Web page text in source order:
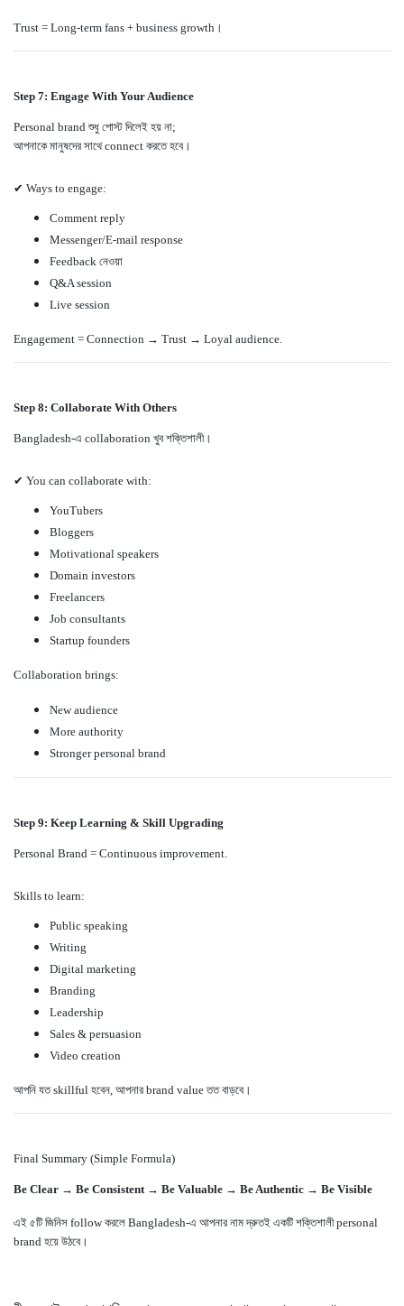
Trust = Long-term fans + business growth।
Step 7: Engage With Your Audience
Personal brand শুধু পোস্ট দিলেই হয় না;
আপনাকে মানুষদের সাথে connect করতে হবে।
✔ Ways to engage:
Comment reply
Messenger/E-mail response
Feedback নেওয়া
Q&A session
Live session
Engagement = Connection → Trust → Loyal audience.
Step 8: Collaborate With Others
Bangladesh-এ collaboration খুব শক্তিশালী।
✔ You can collaborate with:
YouTubers
Bloggers
Motivational speakers
Domain investors
Freelancers
Job consultants
Startup founders
Collaboration brings:
New audience
More authority
Stronger personal brand
Step 9: Keep Learning & Skill Upgrading
Personal Brand = Continuous improvement.
Skills to learn:
Public speaking
Writing
Digital marketing
Branding
Leadership
Sales & persuasion
Video creation
আপনি যত skillful হবেন, আপনার brand value তত বাড়বে।
Final Summary (Simple Formula)
Be Clear → Be Consistent → Be Valuable → Be Authentic → Be Visible
এই ৫টি জিনিস follow করলে Bangladesh-এ আপনার নাম দ্রুতই একটি শক্তিশালী personal
brand হয়ে উঠবে।